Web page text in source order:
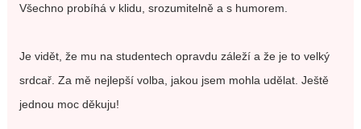
Všechno probíhá v klidu, srozumitelně a s humorem.
Je vidět, že mu na studentech opravdu záleží a že je to velký
srdcař. Za mě nejlepší volba, jakou jsem mohla udělat. Ještě
jednou moc děkuju!